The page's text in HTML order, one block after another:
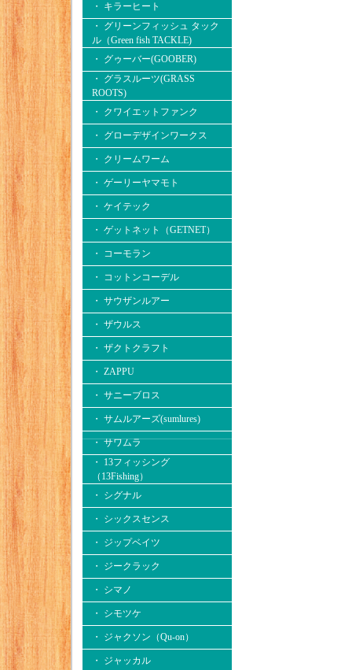
・ キラーヒート
・ グリーンフィッシュ タック
ル（Green fish TACKLE)
・ グゥーバー(GOOBER)
・ グラスルーツ(GRASS
ROOTS)
・ クワイエットファンク
・ グローデザインワークス
・ クリームワーム
・ ゲーリーヤマモト
・ ケイテック
・ ゲットネット（GETNET）
・ コーモラン
・ コットンコーデル
・ サウザンルアー
・ ザウルス
・ ザクトクラフト
・ ZAPPU
・ サニーブロス
・ サムルアーズ(sumlures)
・ サワムラ
・ 13フィッシング
（13Fishing）
・ シグナル
・ シックスセンス
・ ジップベイツ
・ ジークラック
・ シマノ
・ シモツケ
・ ジャクソン（Qu-on）
・ ジャッカル